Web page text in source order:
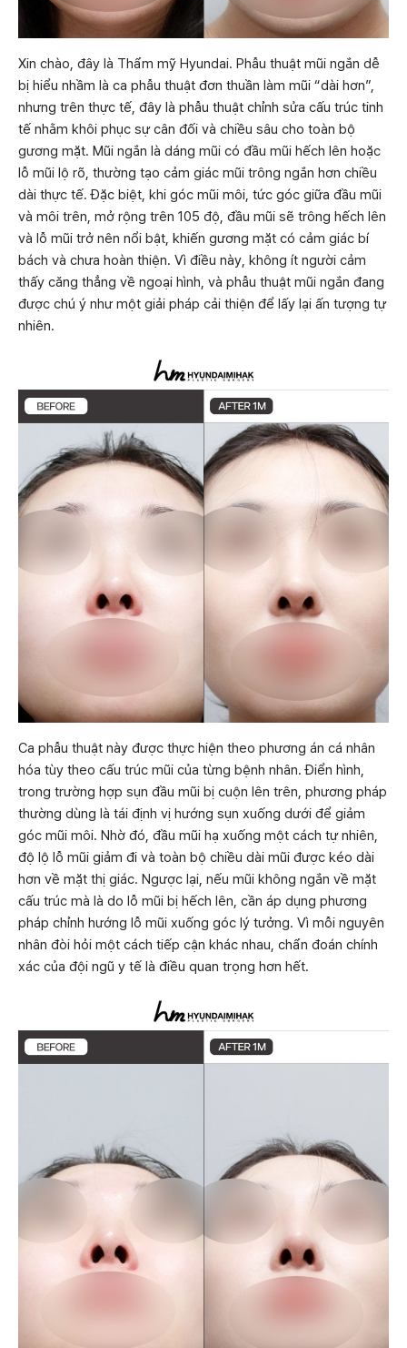
Xin chào, đây là Thẩm mỹ Hyundai. Phẫu thuật mũi ngắn dễ
bị hiểu nhầm là ca phẫu thuật đơn thuần làm mũi “dài hơn”,
nhưng trên thực tế, đây là phẫu thuật chỉnh sửa cấu trúc tinh
tế nhằm khôi phục sự cân đối và chiều sâu cho toàn bộ
gương mặt. Mũi ngắn là dáng mũi có đầu mũi hếch lên hoặc
lỗ mũi lộ rõ, thường tạo cảm giác mũi trông ngắn hơn chiều
dài thực tế. Đặc biệt, khi góc mũi môi, tức góc giữa đầu mũi
và môi trên, mở rộng trên 105 độ, đầu mũi sẽ trông hếch lên
và lỗ mũi trở nên nổi bật, khiến gương mặt có cảm giác bí
bách và chưa hoàn thiện. Vì điều này, không ít người cảm
thấy căng thẳng về ngoại hình, và phẫu thuật mũi ngắn đang
được chú ý như một giải pháp cải thiện để lấy lại ấn tượng tự
nhiên.
Ca phẫu thuật này được thực hiện theo phương án cá nhân
hóa tùy theo cấu trúc mũi của từng bệnh nhân. Điển hình,
trong trường hợp sụn đầu mũi bị cuộn lên trên, phương pháp
thường dùng là tái định vị hướng sụn xuống dưới để giảm
góc mũi môi. Nhờ đó, đầu mũi hạ xuống một cách tự nhiên,
độ lộ lỗ mũi giảm đi và toàn bộ chiều dài mũi được kéo dài
hơn về mặt thị giác. Ngược lại, nếu mũi không ngắn về mặt
cấu trúc mà là do lỗ mũi bị hếch lên, cần áp dụng phương
pháp chỉnh hướng lỗ mũi xuống góc lý tưởng. Vì mỗi nguyên
nhân đòi hỏi một cách tiếp cận khác nhau, chẩn đoán chính
xác của đội ngũ y tế là điều quan trọng hơn hết.